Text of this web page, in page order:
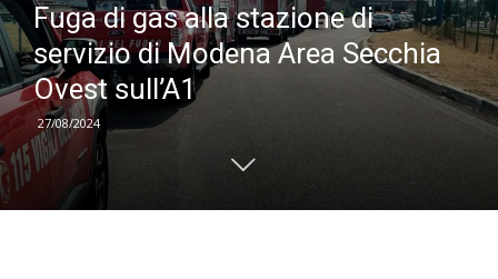
Fuga di gas alla stazione di
servizio di Modena Area Secchia
Ovest sull’A1
27/08/2024